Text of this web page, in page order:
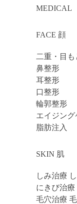
MEDICAL
FACE 顔
二重・目
鼻整形
耳整形
口整形
輪郭整形
エイジン
脂肪注入
SKIN 肌
しみ治療
にきび治療
毛穴治療